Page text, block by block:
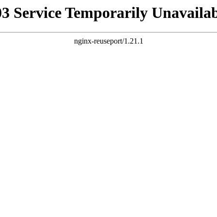
Service Temporarily
nginx-reuseport/1.21.1